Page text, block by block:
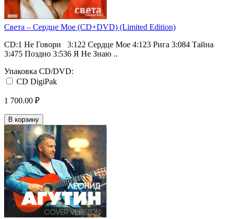
Света ‎– Сердце Мое (CD+DVD) (Limited Edition)
CD:1 Не Говори 3:122 Сердце Мое 4:123 Рига 3:084 Тайна
3:475 Поздно 3:536 Я Не Знаю ..
Упаковка CD/DVD:
CD DigiPak
1 700.00 ₽
В корзину